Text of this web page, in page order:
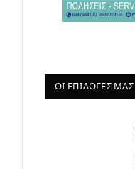
ΟΙ ΕΠΙΛΟΓΈΣ ΜΑΣ